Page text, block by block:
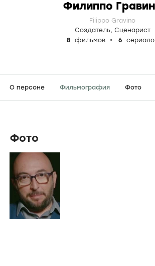
Филиппо
Filippo Gravino
Создатель, Сценарист
8
фильмов 6
О персоне Фильмография Фото
Фото